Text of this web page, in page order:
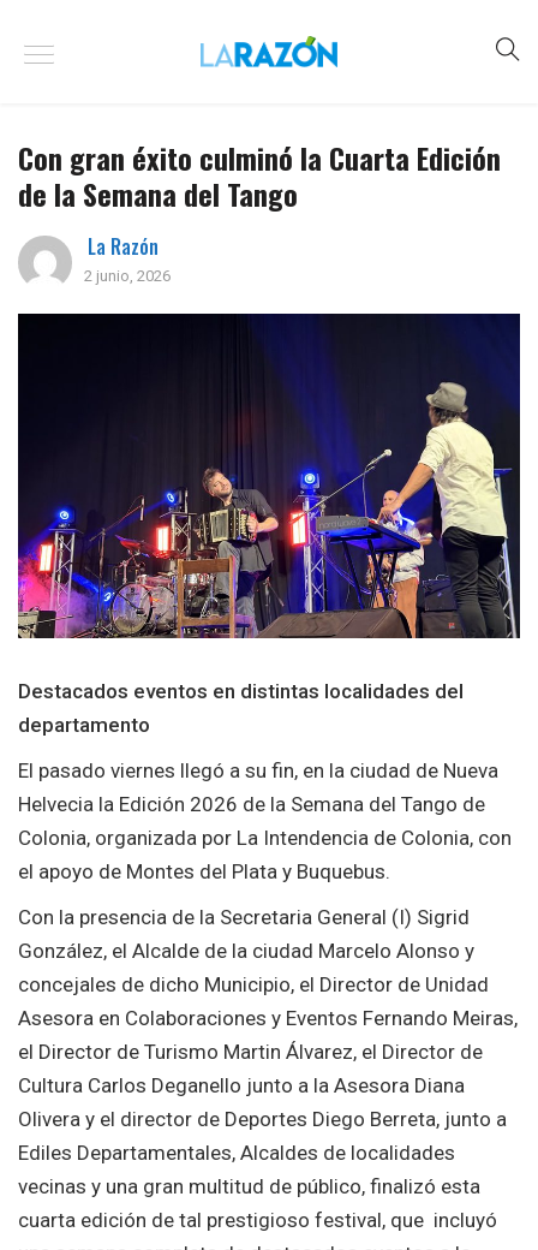
Con gran éxito culminó la Cuarta Edición
de la Semana del Tango
La Razón
2 junio, 2026
Destacados eventos en distintas localidades del
departamento
El pasado viernes llegó a su fin, en la ciudad de Nueva
Helvecia la Edición 2026 de la Semana del Tango de
Colonia, organizada por La Intendencia de Colonia, con
el apoyo de Montes del Plata y Buquebus.
Con la presencia de la Secretaria General (I) Sigrid
González, el Alcalde de la ciudad Marcelo Alonso y
concejales de dicho Municipio, el Director de Unidad
Asesora en Colaboraciones y Eventos Fernando Meiras,
el Director de Turismo Martin Álvarez, el Director de
Cultura Carlos Deganello junto a la Asesora Diana
Olivera y el director de Deportes Diego Berreta, junto a
Ediles Departamentales, Alcaldes de localidades
vecinas y una gran multitud de público, finalizó esta
cuarta edición de tal prestigioso festival, que incluyó